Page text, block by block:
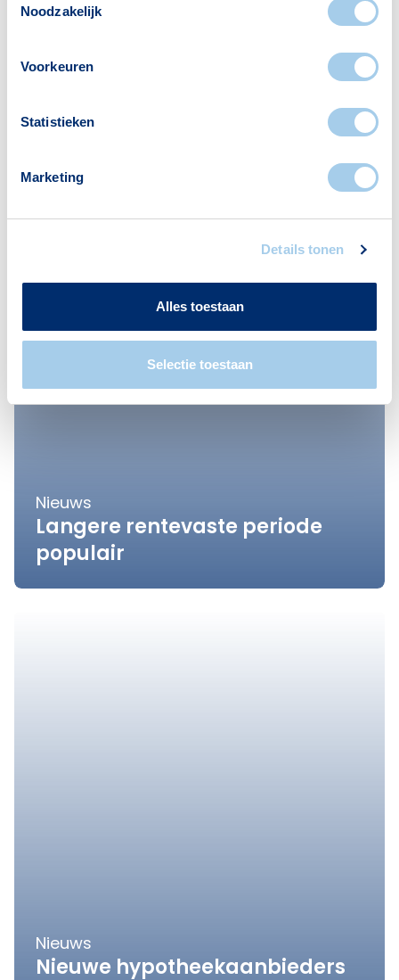
Noodzakelijk
Voorkeuren
Statistieken
Marketing
Details tonen
Alles toestaan
Selectie toestaan
Nieuws
De visie van Hypotheek Visie: de
verplichte
Nieuws
Langere rentevaste periode
populair
Nieuws
Nieuwe hypotheekaanbieders